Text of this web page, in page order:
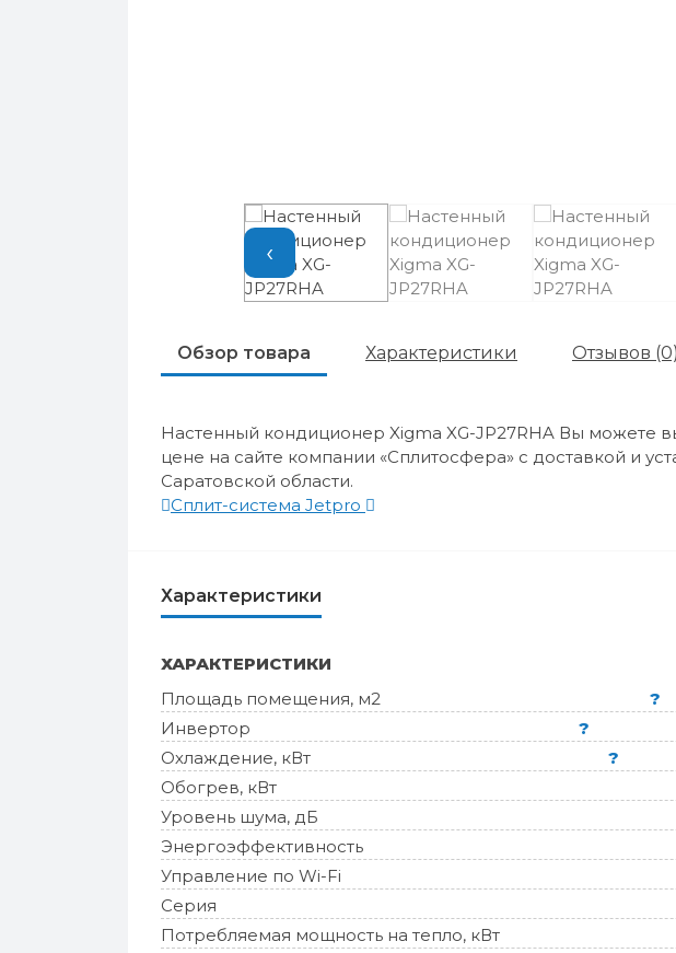
‹
Обзор товара Характеристики Отзывов (0)
Настенный кондиционер Xigma XG-JP27RHA Вы можете
цене на сайте компании «Сплитосфера» с доставкой и
Саратовской области.
Сплит-система Jetpro
Характеристики
ХАРАКТЕРИСТИКИ
Площадь помещения, м2
?
Инвертор
?
Охлаждение, кВт
?
Обогрев, кВт
Уровень шума, дБ
Энергоэффективность
Управление по Wi-Fi
Серия
Потребляемая мощность на тепло, кВт